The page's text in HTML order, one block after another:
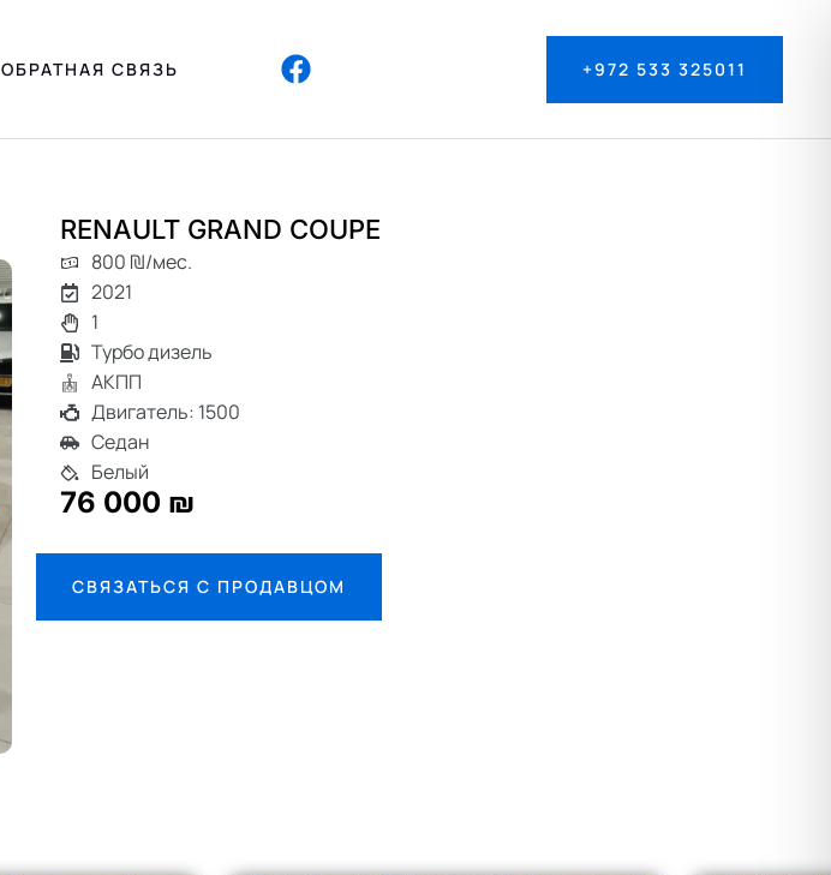
ОБРАТНАЯ СВЯЗЬ +972 533 325011
RENAULT GRAND COUPE
800 ₪/мес.
2021
1
Турбо дизель
АКПП
Двигатель: 1500
Седан
Белый
76 000 ₪
СВЯЗАТЬСЯ С ПРОДАВЦОМ